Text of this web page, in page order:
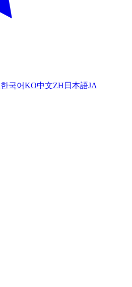
한국어KO中文ZH 日本語JA